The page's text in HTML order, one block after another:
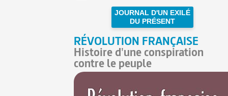
JOURNAL D'UN EXILÉ
DU PRÉSENT
RÉVOLUTION FRANÇAISE
Histoire d'une conspiration
contre le peuple